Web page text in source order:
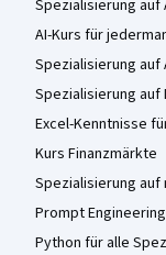
Spezialisierung auf
AI-Kurs für
Spezialisierung auf
Spezialisierung auf
Excel-Kenntnisse
Kurs Finanzmärkte
Spezialisierung auf
Prompt
Python für alle